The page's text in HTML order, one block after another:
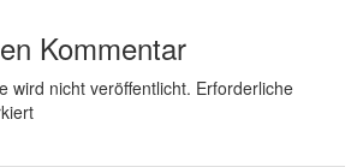
Kommentar
wird nicht veröffentlicht. Erforderliche